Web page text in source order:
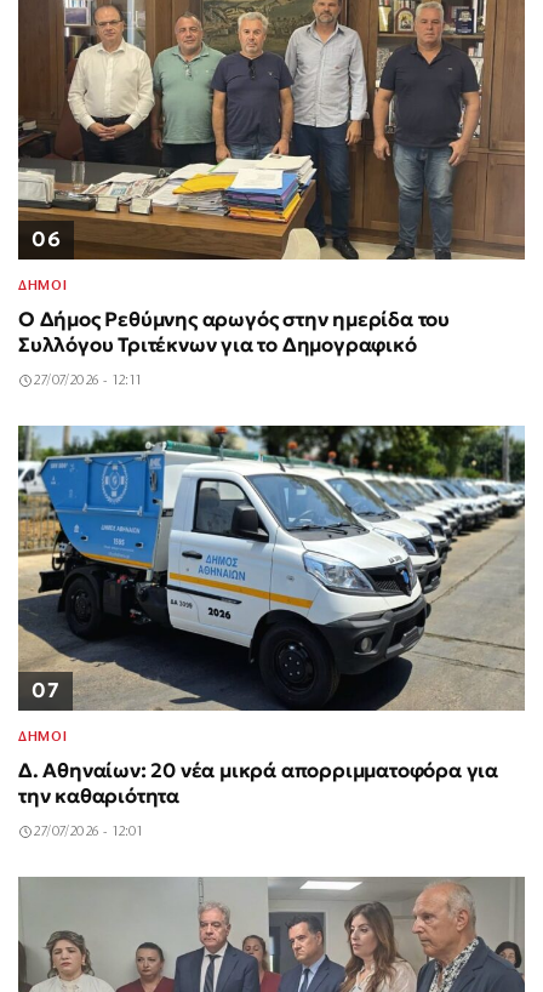
06
ΔΗΜΟΙ
Ο Δήμος Ρεθύμνης αρωγός στην ημερίδα του
Συλλόγου Τριτέκνων για το Δημογραφικό
27/07/2026 - 12:11
07
ΔΗΜΟΙ
Δ. Αθηναίων: 20 νέα μικρά απορριμματοφόρα για
την καθαριότητα
27/07/2026 - 12:01